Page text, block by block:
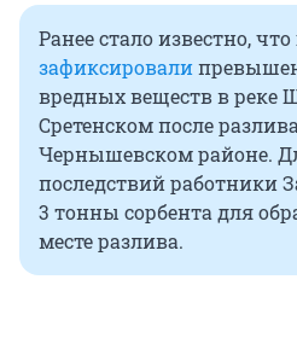
Ранее стало известно,
зафиксировали
вредных веществ в реке
Сретенском после
Чернышевском районе.
последствий работники
3 тонны сорбента для
месте разлива.